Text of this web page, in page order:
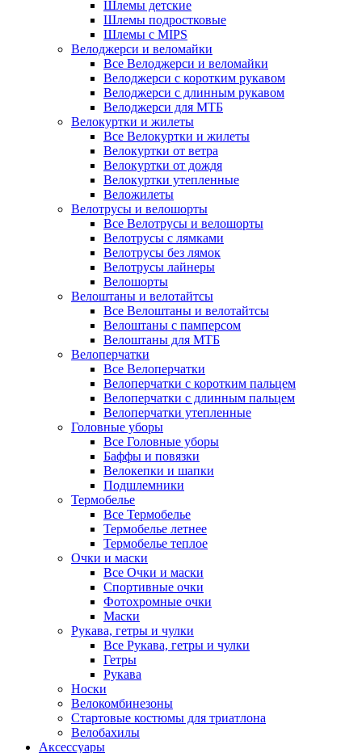
Шлемы детские
Шлемы подростковые
Шлемы с MIPS
Велоджерси и веломайки
Все Велоджерси и веломайки
Велоджерси с коротким рукавом
Велоджерси с длинным рукавом
Велоджерси для МТБ
Велокуртки и жилеты
Все Велокуртки и жилеты
Велокуртки от ветра
Велокуртки от дождя
Велокуртки утепленные
Веложилеты
Велотрусы и велошорты
Все Велотрусы и велошорты
Велотрусы с лямками
Велотрусы без лямок
Велотрусы лайнеры
Велошорты
Велоштаны и велотайтсы
Все Велоштаны и велотайтсы
Велоштаны с памперсом
Велоштаны для МТБ
Велоперчатки
Все Велоперчатки
Велоперчатки с коротким пальцем
Велоперчатки с длинным пальцем
Велоперчатки утепленные
Головные уборы
Все Головные уборы
Баффы и повязки
Велокепки и шапки
Подшлемники
Термобелье
Все Термобелье
Термобелье летнее
Термобелье теплое
Очки и маски
Все Очки и маски
Спортивные очки
Фотохромные очки
Маски
Рукава, гетры и чулки
Все Рукава, гетры и чулки
Гетры
Рукава
Носки
Велокомбинезоны
Стартовые костюмы для триатлона
Велобахилы
Аксессуары